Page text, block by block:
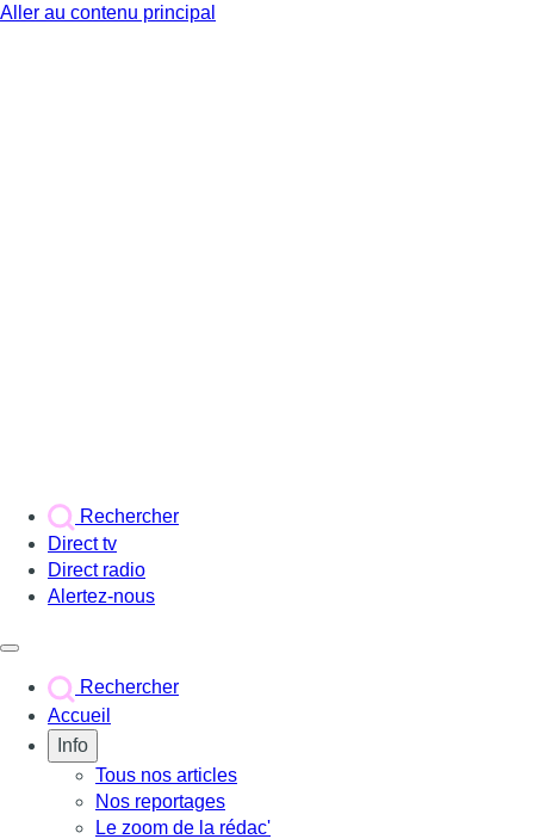
Aller au contenu principal
Rechercher
Direct tv
Direct radio
Alertez-nous
Rechercher
Accueil
Info
Tous nos articles
Nos reportages
Le zoom de la rédac'